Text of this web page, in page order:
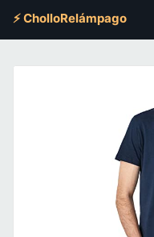
⚡ CholloRelámpago